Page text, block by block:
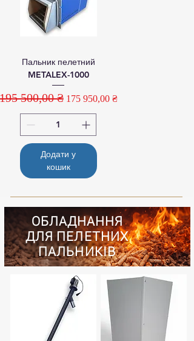
Пальник пелетний
METALEX-1000
ціна
500,00 ₴ За розпродажем
175 950,00 ₴
Додати у
кошик
ОБЛАДНАННЯ
ДЛЯ ПЕЛЕТНИХ
ПАЛЬНИКІВ